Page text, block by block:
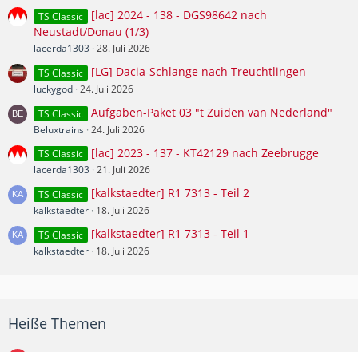
TS Classic
[lac] 2024 - 138 - DGS98642 nach
Neustadt/Donau (1/3)
lacerda1303 28. Juli 2026
TS Classic
[LG] Dacia-Schlange nach Treuchtlingen
luckygod 24. Juli 2026
TS Classic Aufgaben-Paket 03 "t Zuiden van Nederland"
Beluxtrains 24. Juli 2026
TS Classic
[lac] 2023 - 137 - KT42129 nach Zeebrugge
lacerda1303 21. Juli 2026
TS Classic
[kalkstaedter] R1 7313 - Teil 2
kalkstaedter 18. Juli 2026
TS Classic
[kalkstaedter] R1 7313 - Teil 1
kalkstaedter 18. Juli 2026
Heiße Themen